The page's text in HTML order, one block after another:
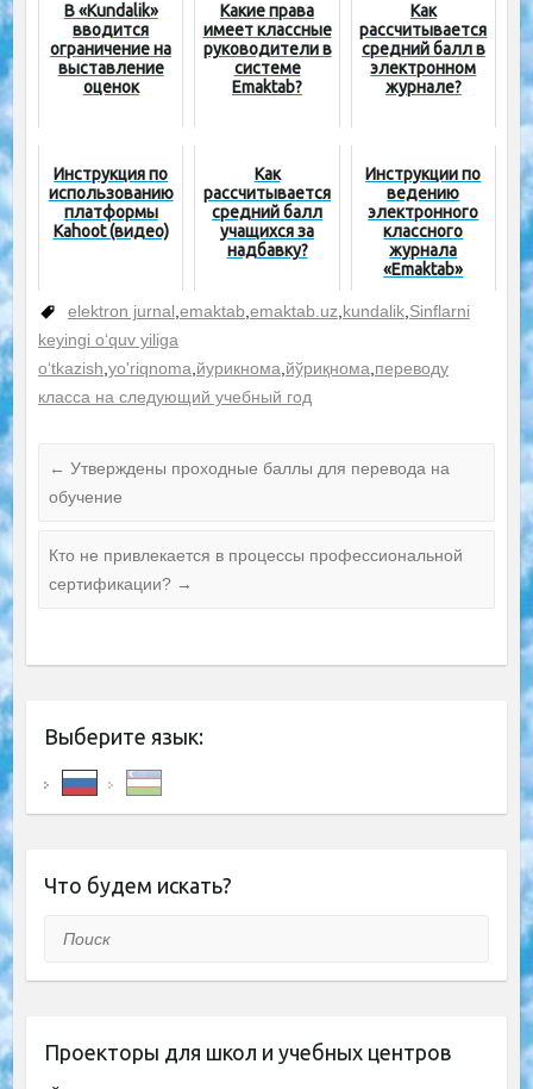
В «Kundalik»
вводится
ограничение на
выставление
оценок
Какие права
имеет классные
руководители в
системе
Emaktab?
Как
рассчитывается
средний балл в
электронном
журнале?
Инструкция по
использованию
платформы
Kahoot (видео)
Как
рассчитывается
средний балл
учащихся за
надбавку?
Инструкции по
ведению
электронного
классного
журнала
«Emaktab»
elektron jurnal,emaktab,emaktab.uz,kundalik,Sinflarni
keyingi o‘quv yiliga
o‘tkazish,yo'riqnoma,йурикнома,йўриқнома,переводу
класса на следующий учебный год
← Утверждены проходные баллы для перевода на
обучение
Кто не привлекается в процессы профессиональной
сертификации? →
Выберите язык:
Что будем искать?
Поиск
Проекторы для школ и учебных центров